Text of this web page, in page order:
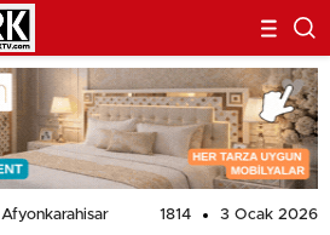
Afyonkarahisar 1814 3 Ocak 2026